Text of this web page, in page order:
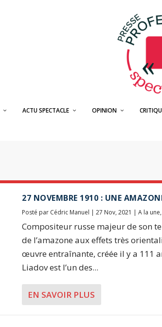
ACTU SPECTACLE OPINION
27 NOVEMBRE 1910 : UNE
Posté par Cédric Manuel |27 Nov, 2021 |A la une,
Compositeur russe majeur de son
de l’amazone aux effets très
œuvre entraînante, créée il y a 111
Liadov est l’un des...
EN SAVOIR PLUS